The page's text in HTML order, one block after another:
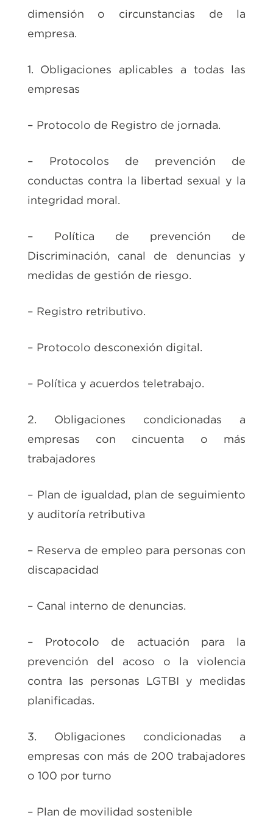
dimensión o circunstancias de la
empresa.
1. Obligaciones aplicables a todas las
empresas
– Protocolo de Registro de jornada.
– Protocolos de prevención de
conductas contra la libertad sexual y la
integridad moral.
– Política de prevención de
Discriminación, canal de denuncias y
medidas de gestión de riesgo.
– Registro retributivo.
– Protocolo desconexión digital.
– Política y acuerdos teletrabajo.
2. Obligaciones condicionadas a
empresas con cincuenta o más
trabajadores
– Plan de igualdad, plan de seguimiento
y auditoría retributiva
– Reserva de empleo para personas con
discapacidad
– Canal interno de denuncias.
– Protocolo de actuación para la
prevención del acoso o la violencia
contra las personas LGTBI y medidas
planificadas.
3. Obligaciones condicionadas a
empresas con más de 200 trabajadores
o 100 por turno
– Plan de movilidad sostenible